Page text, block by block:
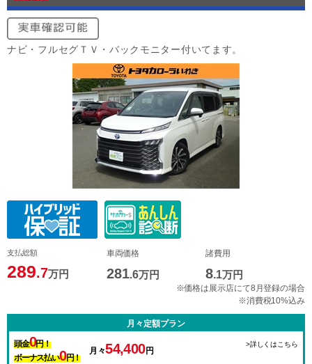
ナビ・フルセグＴＶ・バックモニター付いてます。
支払総額
289.7万円
車両価格
281.6万円
諸費用
8.1万円
※価格は展示店にて8月登録の場合
※消費税10%込み
月々定額プラン
頭金0円！
ボーナス払い0円！
月々54,400円
>詳しくはこちら